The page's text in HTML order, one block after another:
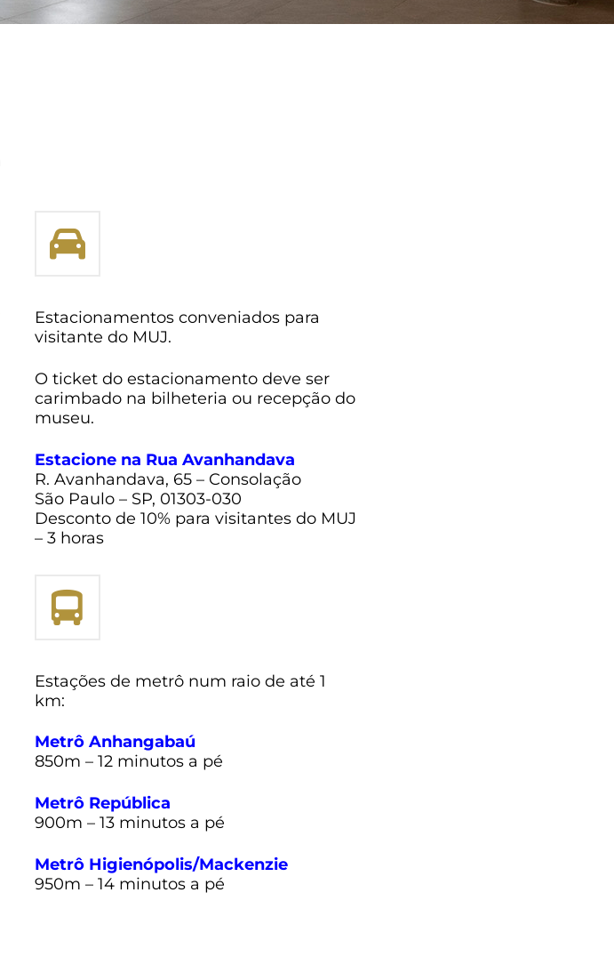
Estacionamentos conveniados para
visitante do MUJ.
O ticket do estacionamento deve ser
carimbado na bilheteria ou recepção do
museu.
Estacione na Rua Avanhandava
R. Avanhandava, 65 – Consolação
São Paulo – SP, 01303-030
Desconto de 10% para visitantes do MUJ
– 3 horas
Estações de metrô num raio de até 1
km:
Metrô Anhangabaú
850m – 12 minutos a pé
Metrô República
900m – 13 minutos a pé
Metrô Higienópolis/Mackenzie
950m – 14 minutos a pé